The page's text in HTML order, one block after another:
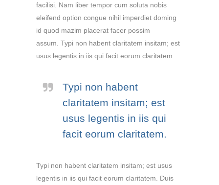
facilisi. Nam liber tempor cum soluta nobis
eleifend option congue nihil imperdiet doming
id quod mazim placerat facer possim
assum. Typi non habent claritatem insitam; est
usus legentis in iis qui facit eorum claritatem.
Typi non habent
claritatem insitam; est
usus legentis in iis qui
facit eorum claritatem.
Typi non habent claritatem insitam; est usus
legentis in iis qui facit eorum claritatem. Duis